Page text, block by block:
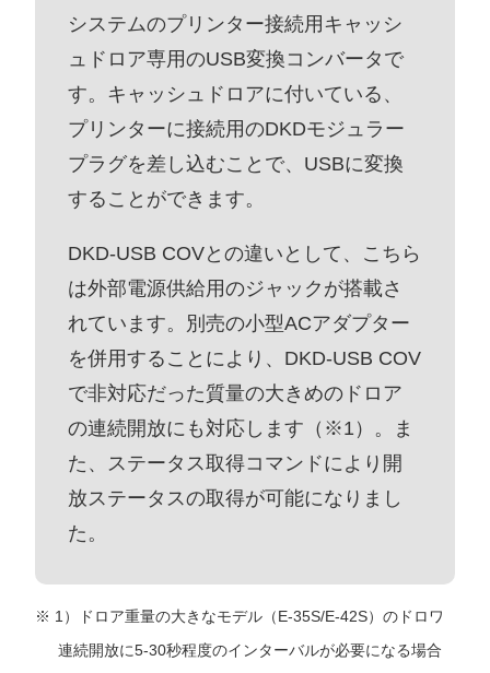
システムのプリンター接続用キャッシ
ュドロア専用のUSB変換コンバータで
す。キャッシュドロアに付いている、
プリンターに接続用のDKDモジュラー
プラグを差し込むことで、USBに変換
することができます。
DKD-USB COVとの違いとして、こちら
は外部電源供給用のジャックが搭載さ
れています。別売の小型ACアダプター
を併用することにより、DKD-USB COV
で非対応だった質量の大きめのドロア
の連続開放にも対応します（※1）。ま
た、ステータス取得コマンドにより開
放ステータスの取得が可能になりまし
た。
1）ドロア重量の大きなモデル（E-35S/E-42S）のドロワ
連続開放に5-30秒程度のインターバルが必要になる場合